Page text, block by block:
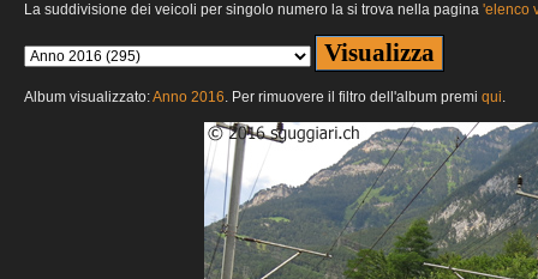
La suddivisione dei veicoli per singolo numero la si trova nella pagina 'elenco
Album visualizzato:Anno 2016. Per rimuovere il filtro dell'album premi qui.